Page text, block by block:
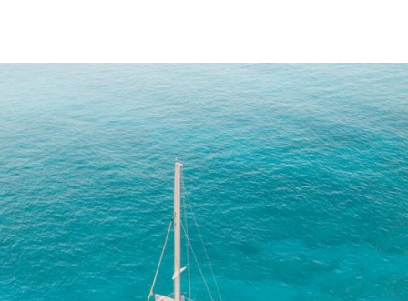
PAS
AVANT
D’EMBARQUER